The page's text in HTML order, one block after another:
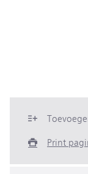
Print